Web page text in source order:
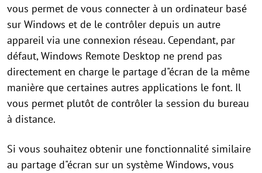
vous permet de vous connecter à un ordinateur basé
sur Windows et de le contrôler depuis un autre
appareil via une connexion réseau. Cependant, par
défaut, Windows Remote Desktop ne prend pas
directement en charge le partage d"écran de la même
manière que certaines autres applications le font. Il
vous permet plutôt de contrôler la session du bureau
à distance.
Si vous souhaitez obtenir une fonctionnalité similaire
au partage d"écran sur un système Windows, vous